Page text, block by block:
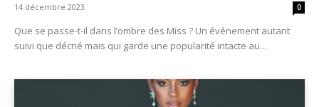
14 décembre 2023 0
Que se passe-t-il dans l’ombre des Miss ? Un événement autant
suivi que décrié mais qui garde une popularité intacte au...